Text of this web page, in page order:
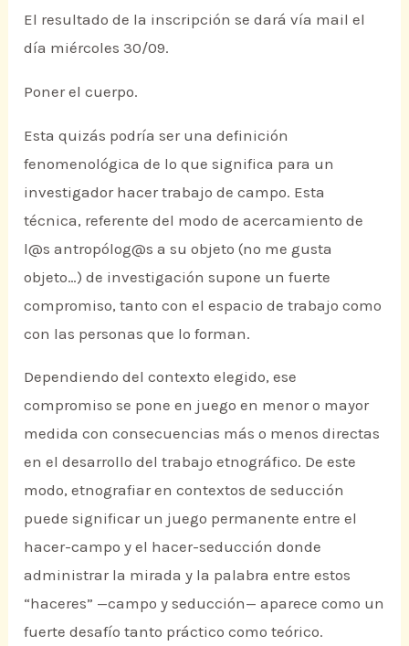
El resultado de la inscripción se dará vía mail el
día miércoles 30/09.
Poner el cuerpo.
Esta quizás podría ser una definición
fenomenológica de lo que significa para un
investigador hacer trabajo de campo. Esta
técnica, referente del modo de acercamiento de
l@s antropólog@s a su objeto (no me gusta
objeto…) de investigación supone un fuerte
compromiso, tanto con el espacio de trabajo como
con las personas que lo forman.
Dependiendo del contexto elegido, ese
compromiso se pone en juego en menor o mayor
medida con consecuencias más o menos directas
en el desarrollo del trabajo etnográfico. De este
modo, etnografiar en contextos de seducción
puede significar un juego permanente entre el
hacer-campo y el hacer-seducción donde
administrar la mirada y la palabra entre estos
“haceres” —campo y seducción— aparece como un
fuerte desafío tanto práctico como teórico.